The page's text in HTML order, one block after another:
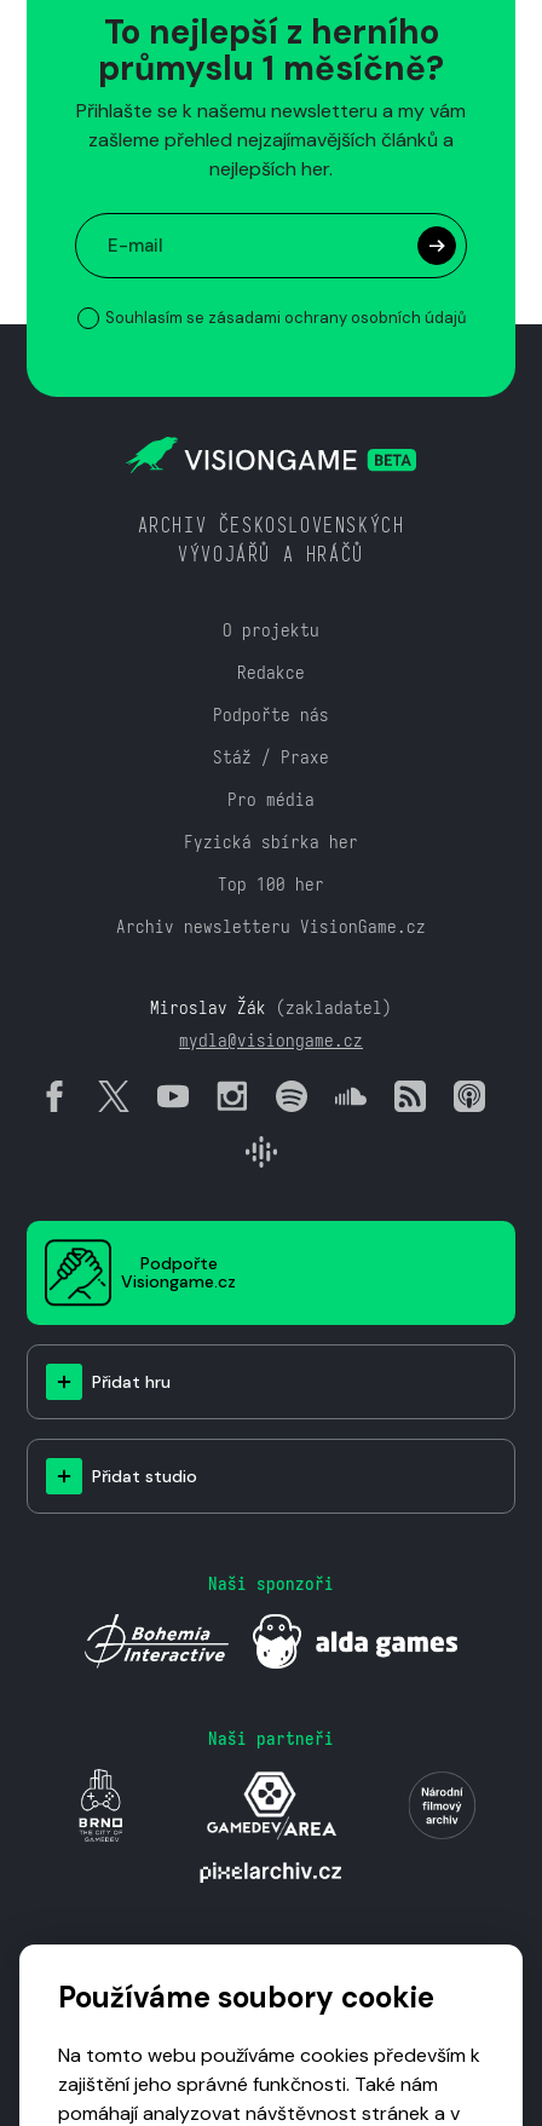
To nejlepší z herního
průmyslu 1 měsíčně?
Přihlašte se k našemu newsletteru a my vám
zašleme přehled nejzajímavějších článků a
nejlepších her.
Souhlasím se zásadami ochrany osobních údajů
ARCHIV ČESKOSLOVENSKÝCH
VÝVOJÁŘŮ A HRÁČŮ
O projektu
Redakce
Podpořte nás
Stáž / Praxe
Pro média
Fyzická sbírka her
Top 100 her
Archiv newsletteru VisionGame.cz
Miroslav Žák (zakladatel)
mydla@visiongame.cz
Podpořte
Visiongame.cz
Přidat hru
Přidat studio
Naši sponzoři
Naši partneři
Používáme soubory cookie
Na tomto webu používáme cookies především k
zajištění jeho správné funkčnosti. Také nám
pomáhají analyzovat návštěvnost stránek a v